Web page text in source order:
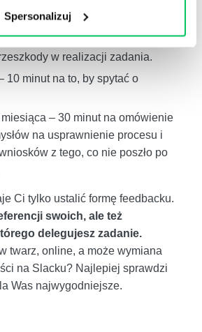
Spersonalizujmogłoby to wyglądać tak:
– 10 minut na to, by zapytać o
w realizacji zadania.
10 minut na to, by spytać o
– 30 minut na omówienie
na usprawnienie procesu i
z tego, co nie poszło po
Ci tylko ustalić formę feedbacku.
swoich, ale też
delegujesz zadanie.
twarz, online, a może wymiana
na Slacku? Najlepiej sprawdzi
Was najwygodniejsze.